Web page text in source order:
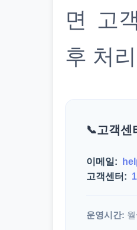
면 고
후 처
고객센
이메일:
고객센터:
운영시간: